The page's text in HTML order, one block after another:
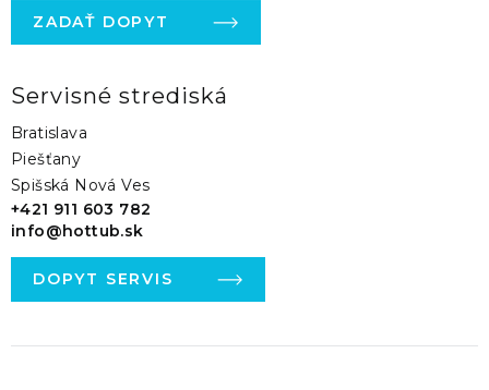
ZADAŤ DOPYT
Servisné strediská
Bratislava
Piešťany
Spišská Nová Ves
+421 911 603 782
info@hottub.sk
DOPYT SERVIS